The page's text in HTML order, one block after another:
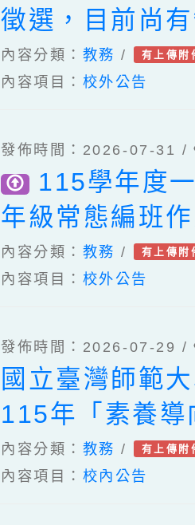
徵選，目前尚
名。
內容分類： 教務 / 有上傳附
內容項目： 校外公告
發佈時間：2026-07-31 /
115學年度
年級常態編班
告
內容分類： 教務 / 有上傳附
內容項目： 校外公告
發佈時間：2026-07-29 /
國立臺灣師範
115年「素養導
量資源建置暨
線上專題講座
內容分類： 教務 / 有上傳附
內容項目： 校內公告